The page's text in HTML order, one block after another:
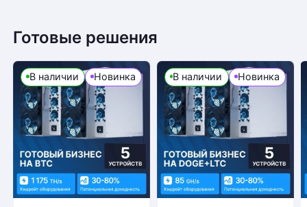
Готовые решения
В наличии Новинка В наличии Новинка